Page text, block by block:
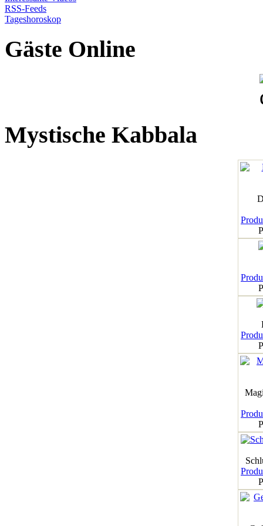
RSS-Feeds
Tageshoroskop
Gäste Online
Mystische Kabbala